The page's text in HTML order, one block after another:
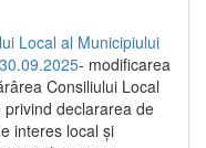
Local al Municipiului
- modificarea
Consiliului Local
declararea de
interes local şi